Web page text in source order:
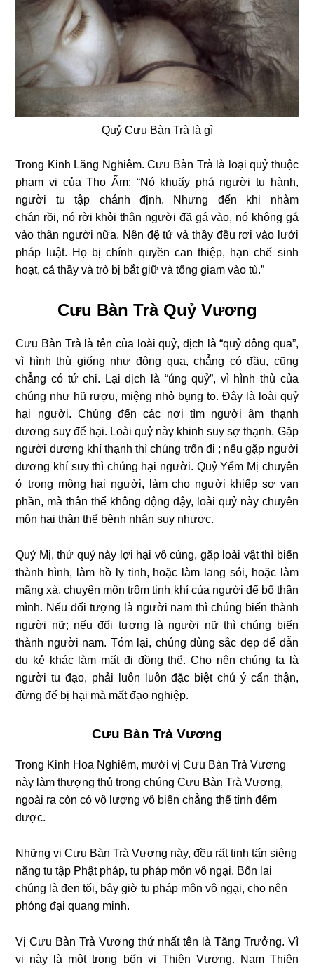
Quỷ Cưu Bàn Trà là gì
Trong Kinh Lăng Nghiêm. Cưu Bàn Trà là loại quỷ thuộc
phạm vi của Thọ Ấm: “Nó khuấy phá người tu hành,
người tu tập chánh định. Nhưng đến khi nhàm
chán rồi, nó rời khỏi thân người đã gá vào, nó không gá
vào thân người nữa. Nên đệ tử và thầy đều rơi vào lưới
pháp luật. Họ bị chính quyền can thiệp, hạn chế sinh
hoạt, cả thầy và trò bị bắt giữ và tống giam vào tù.”
Cưu Bàn Trà Quỷ Vương
Cưu Bàn Trà là tên của loài quỷ, dịch là “quỷ đông qua”,
vì hình thù giống như đông qua, chẳng có đầu, cũng
chẳng có tứ chi. Lại dịch là “úng quỷ”, vì hình thù của
chúng như hũ rượu, miệng nhỏ bụng to. Ðây là loài quỷ
hại người. Chúng đến các nơi tìm người âm thạnh
dương suy để hại. Loài quỷ này khinh suy sợ thạnh. Gặp
người dương khí thạnh thì chúng trốn đi ; nếu gặp người
dương khí suy thì chúng hại người. Quỷ Yểm Mị chuyên
ở trong mộng hại người, làm cho người khiếp sợ vạn
phần, mà thân thể không động đậy, loài quỷ này chuyên
môn hại thân thể bệnh nhân suy nhược.
Quỷ Mị, thứ quỷ này lợi hại vô cùng, gặp loài vật thì biến
thành hình, làm hồ ly tinh, hoặc làm lang sói, hoặc làm
mãng xà, chuyên môn trộm tinh khí của người để bổ thân
mình. Nếu đối tượng là người nam thì chúng biến thành
người nữ; nếu đối tượng là người nữ thì chúng biến
thành người nam. Tóm lại, chúng dùng sắc đẹp để dẫn
dụ kẻ khác làm mất đi đồng thể. Cho nên chúng ta là
người tu đạo, phải luôn luôn đặc biệt chú ý cẩn thận,
đừng để bị hại mà mất đạo nghiệp.
Cưu Bàn Trà Vương
Trong Kinh Hoa Nghiêm, mười vị Cưu Bàn Trà Vương
này làm thượng thủ trong chúng Cưu Bàn Trà Vương,
ngoài ra còn có vô lượng vô biên chẳng thể tính đếm
được.
Những vị Cưu Bàn Trà Vương này, đều rất tinh tấn siêng
năng tu tập Phật pháp, tu pháp môn vô ngại. Bổn lai
chúng là đen tối, bây giờ tu pháp môn vô ngại, cho nên
phóng đại quang minh.
Vị Cưu Bàn Trà Vương thứ nhất tên là Tăng Trưởng. Vì
vị này là một trong bốn vị Thiên Vương. Nam Thiên